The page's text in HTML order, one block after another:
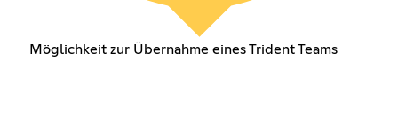
Möglichkeit zur Übernahme eines Trident Teams